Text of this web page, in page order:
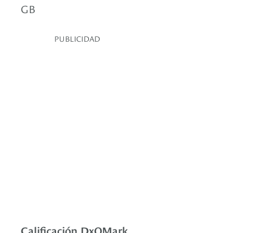
GB
PUBLICIDAD
Calificación DxOMark